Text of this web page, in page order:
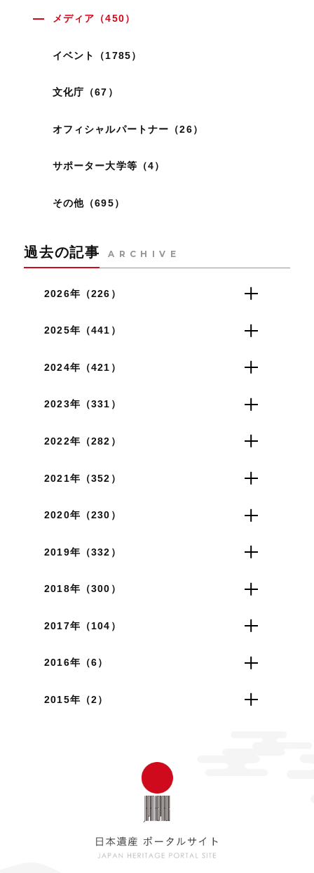
メディア（450）
イベント（1785）
文化庁（67）
オフィシャルパートナー（26）
サポーター大学等（4）
その他（695）
過去の記事 ARCHIVE
2026年（226）
2025年（441）
2024年（421）
2023年（331）
2022年（282）
2021年（352）
2020年（230）
2019年（332）
2018年（300）
2017年（104）
2016年（6）
2015年（2）